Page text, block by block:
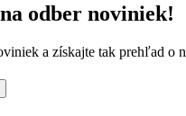
odber noviniek!
a získajte tak prehľad o